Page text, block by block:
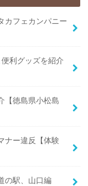
カフェカンパニー
利グッズを紹介
【徳島県小松島
ナー違反【体験
の駅、山口編